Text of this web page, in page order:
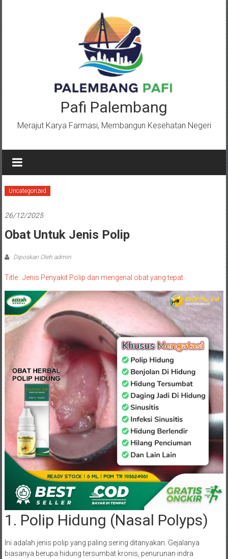
Pafi Palembang
Merajut Karya Farmasi, Membangun Kesehatan Negeri
Uncategorized
26/12/2025
Obat Untuk Jenis Polip
Diposkan Oleh:admin
Title : Jenis Penyakit Polip dan mengenal obat yang tepat .
1. Polip Hidung (Nasal Polyps)
Ini adalah jenis polip yang paling sering ditanyakan. Gejalanya
biasanya berupa hidung tersumbat kronis, penurunan indra